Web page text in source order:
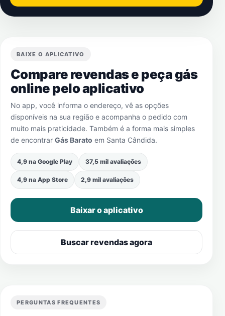
BAIXE O APLICATIVO
Compare revendas e peça gás
online pelo aplicativo
No app, você informa o endereço, vê as opções
disponíveis na sua região e acompanha o pedido com
muito mais praticidade. Também é a forma mais simples
de encontrar Gás Barato em Santa Cândida.
4,9 na Google Play 37,5 mil avaliações
4,9 na App Store 2,9 mil avaliações
Baixar o aplicativo
Buscar revendas agora
PERGUNTAS FREQUENTES